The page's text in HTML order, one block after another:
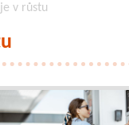
v růstu